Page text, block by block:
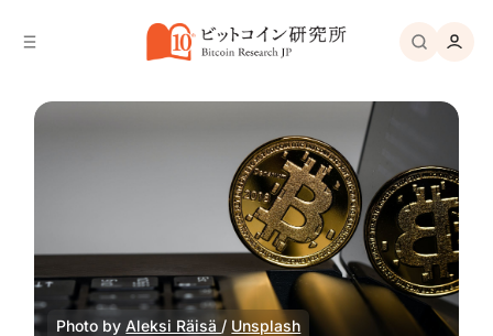
Photo byAleksi Räisä / Unsplash